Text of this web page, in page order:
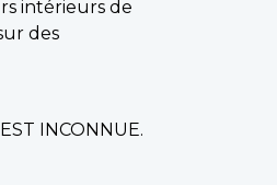
intérieurs de
des
INCONNUE.